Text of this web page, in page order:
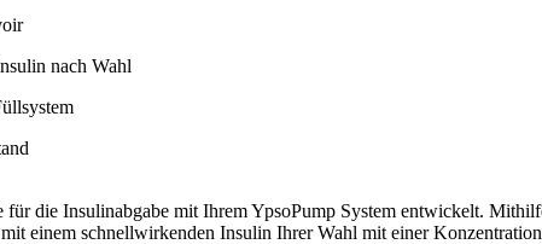
nach Wahl
die Insulinabgabe mit Ihrem YpsoPump System entwickelt.
einem schnellwirkenden Insulin Ihrer Wahl mit einer